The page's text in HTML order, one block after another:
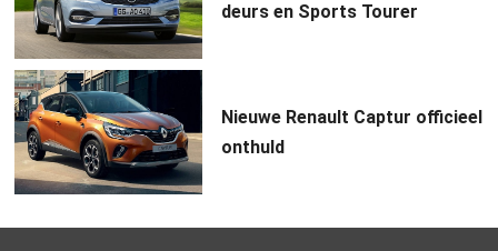
deurs en Sports Tourer
Nieuwe Renault Captur officieel
onthuld